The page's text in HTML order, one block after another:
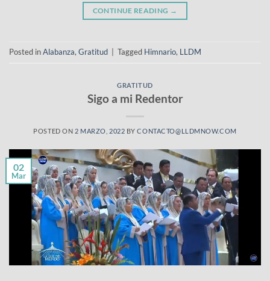
CONTINUE READING →
Posted inAlabanza, Gratitud Tagged Himnario, LLDM
GRATITUD
Sigo a mi Redentor
POSTED ON 2 MARZO, 2022 BYCONTACTO@LLDMNOW.COM
02
Mar